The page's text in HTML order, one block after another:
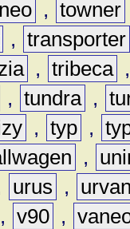
, towner
, transporter
, tribeca
, tundra ,
, typ ,
,
urus ,
, v90 ,